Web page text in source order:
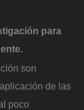
para
son
de las
poco